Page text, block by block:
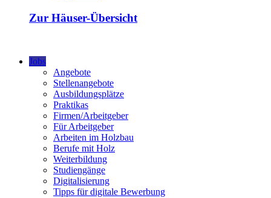
Zur Häuser-Übersicht
Jobs
Angebote
Stellenangebote
Ausbildungsplätze
Praktikas
Firmen/Arbeitgeber
Für Arbeitgeber
Arbeiten im Holzbau
Berufe mit Holz
Weiterbildung
Studiengänge
Digitalisierung
Tipps für digitale Bewerbung